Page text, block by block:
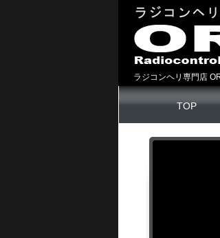
ラジコンヘリ専門店
TOP